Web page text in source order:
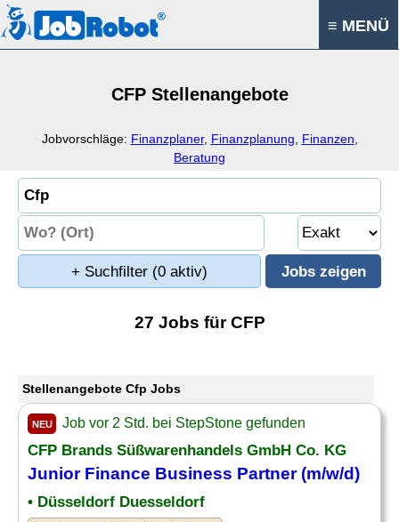
≡ MENÜ
CFP Stellenangebote
Jobvorschläge: Finanzplaner, Finanzplanung Finanzen
Beratung
+ Suchfilter (0 aktiv)
27 Jobs für CFP
Stellenangebote Cfp Jobs
NEU Job vor 2 Std. bei StepStone gefunden
CFP Brands Süßwarenhandels GmbH Co. KG
Junior Finance Business Partner (m/w/d)
• Düsseldorf Duesseldorf